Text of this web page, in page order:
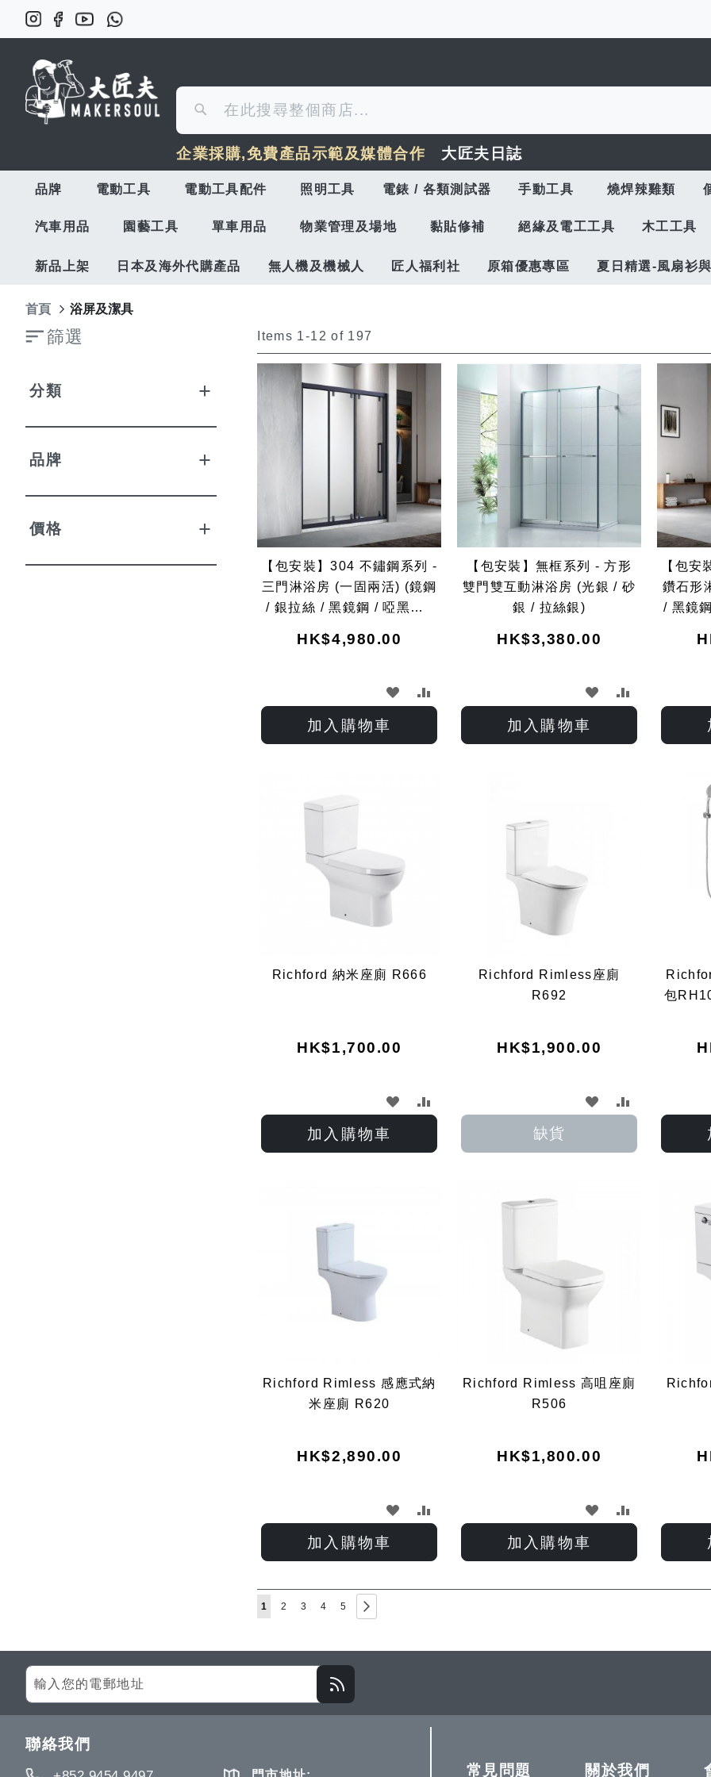
尋
搜
尋
企業採購,免費產品示範及媒體合作 大匠夫日誌
品牌 電動工具 電動工具配件 照明工具 電錶 / 各類測試器 手動工具 燒焊辣雞類
汽車用品 園藝工具 單車用品 物業管理及場地 黏貼修補 絕緣及電工工具 木工工具
新品上架 日本及海外代購產品 無人機及機械人 匠人福利社 原箱優惠專區 夏日精選-風扇衫
首頁
浴屏及潔具
Items 1-12 of 197
【包安裝】304 不鏽鋼系列 -
三門淋浴房 (一固兩活) (鏡鋼
/ 銀拉絲 / 黑鏡鋼 / 啞黑鋼 /
HK$4,980.00
加
願
加
比
加入購物車
【包安裝】無框系列 - 方形
雙門雙互動淋浴房 (光銀 / 砂
銀 / 拉絲銀)
HK$3,380.00
願 比
加入購物車
【包
鑽石形
/ 黑鏡
Richford 納米座廁 R666
HK$1,700.00
加
願
加
比
加入購物車
Richford Rimless座廁
R692
HK$1,900.00
願 比
缺貨
包
Richford Rimless 感應式納
米座廁 R620
HK$2,890.00
加
願
望
加
比
較
加入購物車
Richford Rimless 高咀座廁
R506
HK$1,800.00
願
望
比
較
加入購物車
Page
You're currently reading page
1 Page
2 Page
3 Page
4 Page
5
篩選
分類
品牌
價格
Sign
Up
for
Our
聯絡我們
常見問題 關於我們